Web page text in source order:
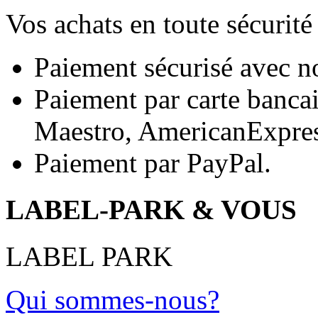
Vos achats en toute
Paiement sécurisé avec
Paiement par carte
Maestro,
Paiement par PayPal.
LABEL-PARK & VOUS
LABEL PARK
Qui sommes-nous?